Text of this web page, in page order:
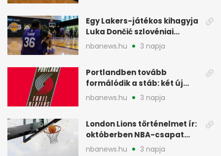
Egy Lakers-játékos kihagyja
Luka Dončić szlovéniai
minicampjét
nbanews.hu 3 napja
Portlandben tovább
formálódik a stáb: két új
szakember a Blazersnél
nbanews.hu 3 napja
London Lions történelmet ír:
októberben NBA-csapat
ellen lép pályára
nbanews.hu 3 napja